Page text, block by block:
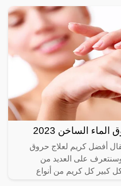
الساخن 2023
أفضل كريم لعلاج حروق
على العديد من
كبير كل كريم من أنواع